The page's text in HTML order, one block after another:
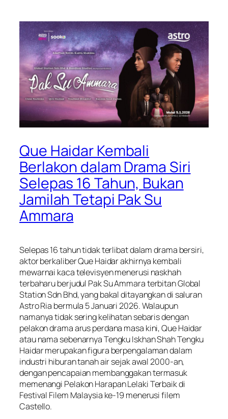
Que Haidar Kembali
Berlakon dalam Drama Siri
Selepas 16 Tahun, Bukan
Jamilah Tetapi Pak Su
Ammara
Selepas 16 tahun tidak terlibat dalam drama bersiri,
aktor berkaliber Que Haidar akhirnya kembali
mewarnai kaca televisyen menerusi naskhah
terbaharu berjudul Pak Su Ammaraterbitan Global
Station Sdn Bhd, yang bakal ditayangkan di saluran
Astro Ria bermula 5 Januari 2026. Walaupun
namanya tidak sering kelihatan sebaris dengan
pelakon drama arus perdana masa kini, Que Haidar
atau nama sebenarnya Tengku Iskhan Shah Tengku
Haidar merupakan figura berpengalaman dalam
industri hiburan tanah air sejak awal 2000-an,
dengan pencapaian membanggakan termasuk
memenangi Pelakon Harapan Lelaki Terbaik di
Festival Filem Malaysia ke-19 menerusi filem
Castello.